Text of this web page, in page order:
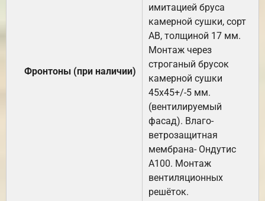
Фронтоны (при наличии)
имитацией бруса
камерной сушки, сорт
АВ, толщиной 17 мм.
Монтаж через
строганый брусок
камерной сушки
45х45+/-5 мм.
(вентилируемый
фасад). Влаго-
ветрозащитная
мембрана- Ондутис
А100. Монтаж
вентиляционных
решёток.